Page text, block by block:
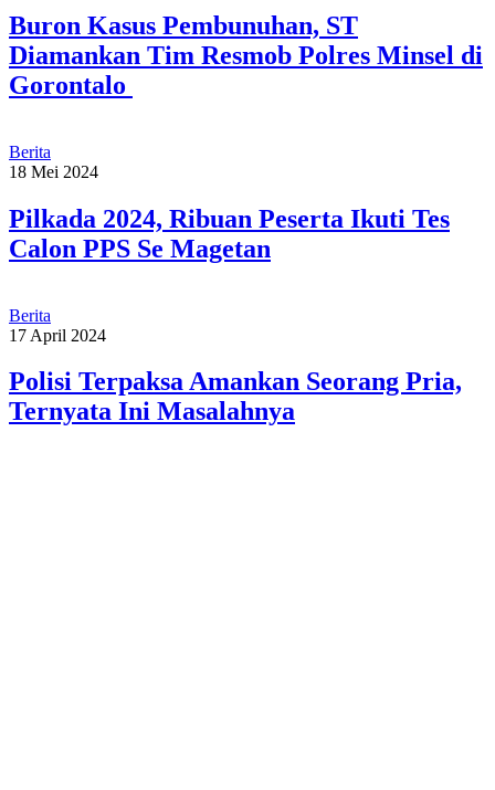
Buron Kasus Pembunuhan, ST
Diamankan Tim Resmob Polres Minsel di
Gorontalo
Berita
18 Mei 2024
Pilkada 2024, Ribuan Peserta Ikuti Tes
Calon PPS Se Magetan
Berita
17 April 2024
Polisi Terpaksa Amankan Seorang Pria,
Ternyata Ini Masalahnya